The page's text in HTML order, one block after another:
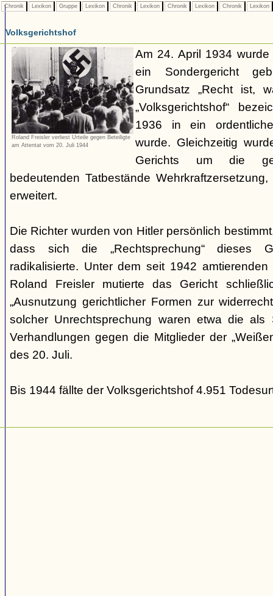
Chronik Lexikon Gruppe Lexikon Chronik Lexikon Chronik Lexikon Chronik Lexikon
Volksgerichtshof
Roland Freisler verliest Urteile gegen Beteiligte
am Attentat vom 20. Juli 1944
Am 24. April 1934
ein Sondergericht
Grundsatz „Recht ist,
„Volksgerichtshof“
1936 in ein
wurde. Gleichzeitig
Gerichts um die
bedeutenden Tatbestände
erweitert.
Die Richter wurden von Hitler persönlich
dass sich die „Rechtsprechung“ dieses
radikalisierte. Unter dem seit 1942 amtierenden
Roland Freisler mutierte das Gericht
„Ausnutzung gerichtlicher Formen zur
solcher Unrechtsprechung waren etwa die als
Verhandlungen gegen die Mitglieder der
des 20. Juli.
Bis 1944 fällte der Volksgerichtshof 4.951